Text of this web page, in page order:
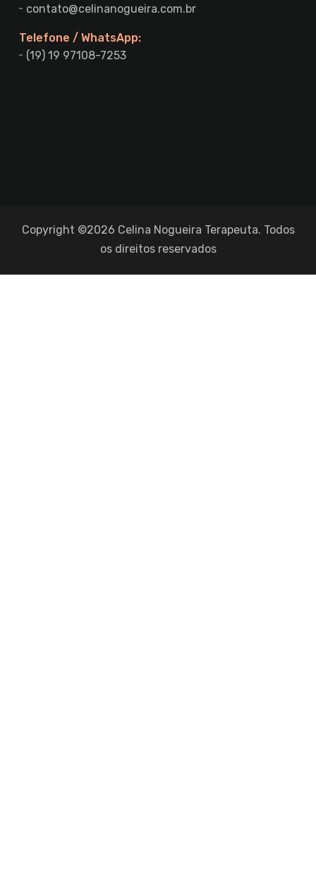
contato@celinanogueira.com.br
Telefone / WhatsApp:
(19) 19 97108-7253
Copyright ©2026 Celina Nogueira Terapeuta. Todos
os direitos reservados